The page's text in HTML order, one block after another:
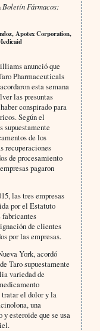
Boletín Fármacos:
Apotex Corporation,
anunció que
Pharmaceuticals
esta semana
las presuntas
conspirado para
Según el
supuestamente
de los
recuperaciones
de procesamiento
pagaron
las tres empresas
por el Estatuto
fabricantes
de clientes
por las empresas.
York, acordó
Taro supuestamente
variedad de
tratar el dolor y la
una
esteroide que se usa